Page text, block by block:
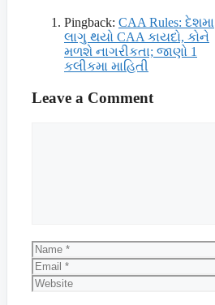
Pingback: CAA Rules: દેશમા
લાગુ થયો CAA કાયદો, કોને
મળશે નાગરીકતા; જાણો 1
કલીકમા માહિતી
Leave a Comment
Name
Email
Website